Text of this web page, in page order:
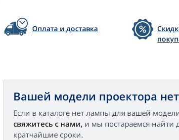
Оплата и доставка
Вашей модели проектора
Если в каталоге нет лампы для вашей
свяжитесь с нами, и мы постараемся найти
кратчайшие сроки.